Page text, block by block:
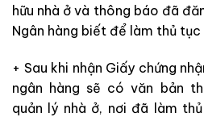
hữu nhà ở và thông báo đã
Ngân hàng biết để làm thủ tục
+ Sau khi nhận Giấy chứng
ngân hàng sẽ có văn bản
quản lý nhà ở, nơi đã làm